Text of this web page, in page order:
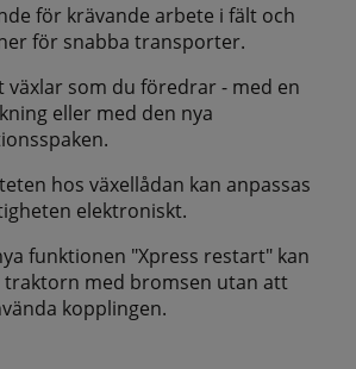
för krävande arbete i fält och
för snabba transporter.
växlar som du föredrar - med en
eller med den nya
hos växellådan kan anpassas
elektroniskt.
funktionen "Xpress restart" kan
traktorn med bromsen utan att
kopplingen.